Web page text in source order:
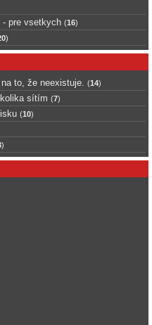
- pre vsetkych (16)
)
to, že neexistuje. (14)
sítím (7)
(10)
)